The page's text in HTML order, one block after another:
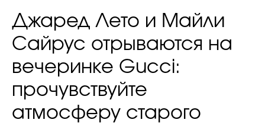
Джаред Лето и Майли
Сайрус отрываются на
вечеринке Gucci:
прочувствуйте
атмосферу старого